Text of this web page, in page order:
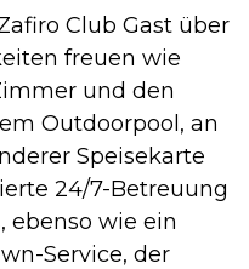
Club Gast über
freuen wie
und den
Outdoorpool, an
Speisekarte
24/7-Betreuung
ebenso wie ein
Service, der